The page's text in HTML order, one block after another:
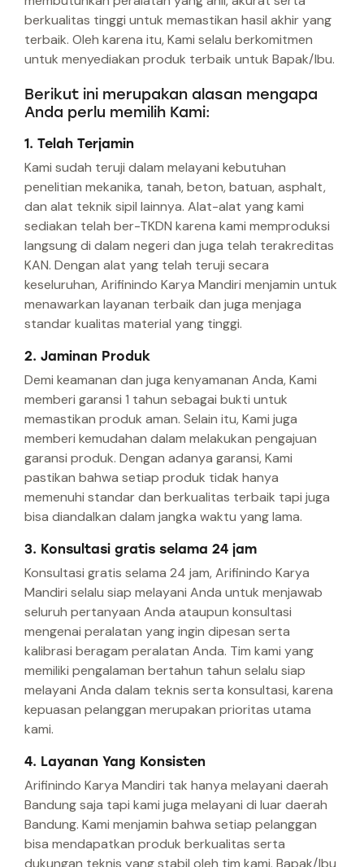
berkualitas tinggi untuk memastikan hasil akhir yang
terbaik. Oleh karena itu, Kami selalu berkomitmen
untuk menyediakan produk terbaik untuk Bapak/Ibu.
Berikut ini merupakan alasan mengapa
Anda perlu memilih Kami:
1. Telah Terjamin
Kami sudah teruji dalam melayani kebutuhan
penelitian mekanika, tanah, beton, batuan, asphalt,
dan alat teknik sipil lainnya. Alat-alat yang kami
sediakan telah ber-TKDN karena kami memproduksi
langsung di dalam negeri dan juga telah terakreditas
KAN. Dengan alat yang telah teruji secara
keseluruhan, Arifinindo Karya Mandiri menjamin untuk
menawarkan layanan terbaik dan juga menjaga
standar kualitas material yang tinggi.
2. Jaminan Produk
Demi keamanan dan juga kenyamanan Anda, Kami
memberi garansi 1 tahun sebagai bukti untuk
memastikan produk aman. Selain itu, Kami juga
memberi kemudahan dalam melakukan pengajuan
garansi produk. Dengan adanya garansi, Kami
pastikan bahwa setiap produk tidak hanya
memenuhi standar dan berkualitas terbaik tapi juga
bisa diandalkan dalam jangka waktu yang lama.
3. Konsultasi gratis selama 24 jam
Konsultasi gratis selama 24 jam, Arifinindo Karya
Mandiri selalu siap melayani Anda untuk menjawab
seluruh pertanyaan Anda ataupun konsultasi
mengenai peralatan yang ingin dipesan serta
kalibrasi beragam peralatan Anda. Tim kami yang
memiliki pengalaman bertahun tahun selalu siap
melayani Anda dalam teknis serta konsultasi, karena
kepuasan pelanggan merupakan prioritas utama
kami.
4. Layanan Yang Konsisten
Arifinindo Karya Mandiri tak hanya melayani daerah
Bandung saja tapi kami juga melayani di luar daerah
Bandung. Kami menjamin bahwa setiap pelanggan
bisa mendapatkan produk berkualitas serta